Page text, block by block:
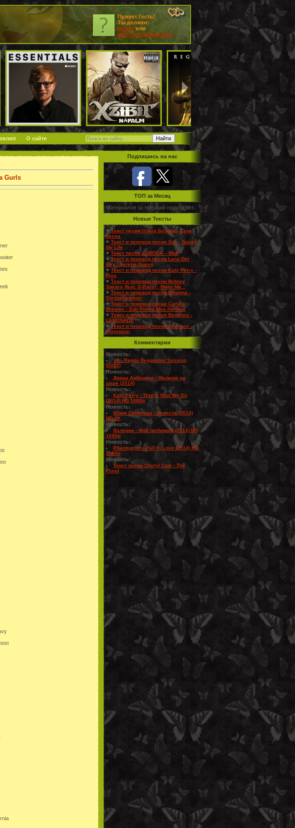
Привет Гость!
Ты должен:
Войти или
зарегистрироваться
О сайте
Gurls
Подпишись на нас
TOП за Месяц
Материалов за текущий период нет.
Новые Тексты
♥ Текст песни Ольга Бузова - Сука
весна
♥ Текст и перевод песни Sia – Saved
My Life
♥ Текст песни LOBODA – Мой
♥Текст и перевод песни Lana Del
Rey - Serene Queen
♥ Текст и перевод песни Katy Perry -
Rise
♥ Текст и перевод песни Britney
Spears (feat. G-Eazy) - Make Me...
♥ Текст и перевод песни Rihanna -
Sledgehammer
♥Текст и перевод песни Carla’s
Dreams - Sub Pielea Mea #eroina
♥ Текст и перевод песни Beyonce -
LEMONADE
♥Текст и перевод песни Beyonce -
Formation
Комментарии
Новость:
VA - Ragga Reggaeton Session
(2012)
Новость:
Диана Арбенина - Мальчик на
шаре (2014)
Новость:
Katy Perry - This Is How We Do
(2014) HD 1080p
Новость:
Юлия Савичева - Невеста (2014)
HD 4K
Новость:
Валерия - Мой любимый (2014) HD
1080p
Новость:
Phantogram - Fall In Love (2014) HD
1080p
Новость:
Текст песни Cheryl Cole - The
Flood